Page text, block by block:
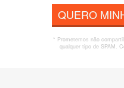
QUERO
* Prometemos não
qualquer tipo de SPAM.